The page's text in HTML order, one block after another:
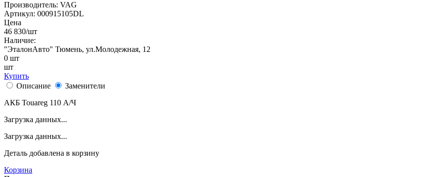
Производитель: VAG
Артикул: 000915105DL
Цена
46 830/шт
Наличие:
"ЭталонАвто" Тюмень, ул.Молодежная, 12
0 шт
шт
Купить
Описание
Заменители
АКБ Touareg 110 А/Ч
Загрузка данных...
Загрузка данных...
Деталь добавлена в корзину
Корзина